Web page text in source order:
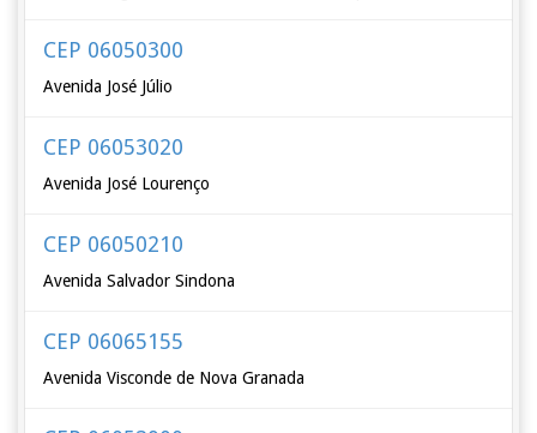
CEP 06050300
Avenida José Júlio
CEP 06053020
Avenida José Lourenço
CEP 06050210
Avenida Salvador Sindona
CEP 06065155
Avenida Visconde de Nova Granada